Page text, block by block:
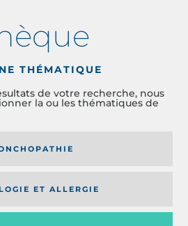
THÉMATIQUE
de votre recherche, nous
la ou les thématiques de
ET ALLERGIE